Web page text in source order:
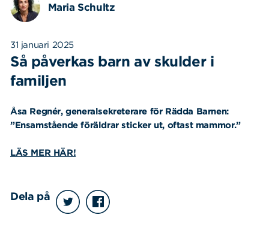
Maria Schultz
31 januari 2025
Så påverkas barn av skulder i
familjen
Åsa Regnér, generalsekreterare för Rädda Barnen:
”Ensamstående föräldrar sticker ut, oftast mammor.”
LÄS MER HÄR!
Dela på